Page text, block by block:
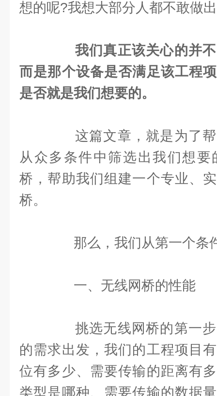
想的呢?我想大部分人都不敢做
我们真正该关心的并
而是那个设备是否满足该工程
是否就是我们想要的。
这篇文章，就是为了帮
从众多条件中筛选出我们想
桥，帮助我们组建一个专业、
桥。
那么，我们从第一个条
一、无线网桥的性能
挑选无线网桥的第一步
的需求出发，我们的工程项目
位有多少、需要传输的距离有
类型是哪种、需要传输的数据